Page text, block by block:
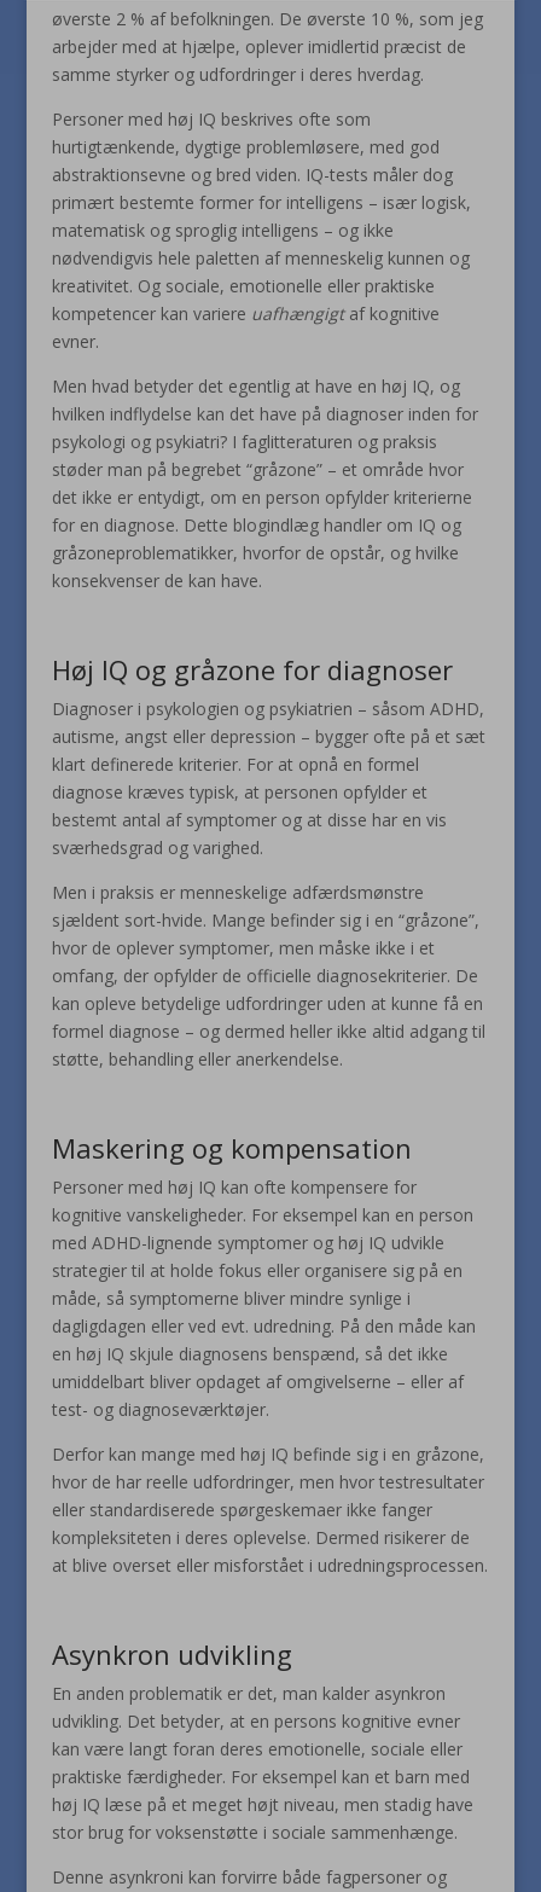
øverste 2 % af befolkningen. De øverste 10 %, som jeg
arbejder med at hjælpe, oplever imidlertid præcist de
samme styrker og udfordringer i deres hverdag.
Personer med høj IQ beskrives ofte som
hurtigtænkende, dygtige problemløsere, med god
abstraktionsevne og bred viden. IQ-tests måler dog
primært bestemte former for intelligens – især logisk,
matematisk og sproglig intelligens – og ikke
nødvendigvis hele paletten af menneskelig kunnen og
kreativitet. Og sociale, emotionelle eller praktiske
kompetencer kan variere uafhængigtaf kognitive
evner.
Men hvad betyder det egentlig at have en høj IQ, og
hvilken indflydelse kan det have på diagnoser inden for
psykologi og psykiatri? I faglitteraturen og praksis
støder man på begrebet “gråzone” – et område hvor
det ikke er entydigt, om en person opfylder kriterierne
for en diagnose. Dette blogindlæg handler om IQ og
gråzoneproblematikker, hvorfor de opstår, og hvilke
konsekvenser de kan have.
Høj IQ og gråzone for diagnoser
Diagnoser i psykologien og psykiatrien – såsom ADHD,
autisme, angst eller depression – bygger ofte på et sæt
klart definerede kriterier. For at opnå en formel
diagnose kræves typisk, at personen opfylder et
bestemt antal af symptomer og at disse har en vis
sværhedsgrad og varighed.
Men i praksis er menneskelige adfærdsmønstre
sjældent sort-hvide. Mange befinder sig i en “gråzone”,
hvor de oplever symptomer, men måske ikke i et
omfang, der opfylder de officielle diagnosekriterier. De
kan opleve betydelige udfordringer uden at kunne få en
formel diagnose – og dermed heller ikke altid adgang til
støtte, behandling eller anerkendelse.
Maskering og kompensation
Personer med høj IQ kan ofte kompensere for
kognitive vanskeligheder. For eksempel kan en person
med ADHD-lignende symptomer og høj IQ udvikle
strategier til at holde fokus eller organisere sig på en
måde, så symptomerne bliver mindre synlige i
dagligdagen eller ved evt. udredning. På den måde kan
en høj IQ skjule diagnosens benspænd, så det ikke
umiddelbart bliver opdaget af omgivelserne – eller af
test- og diagnoseværktøjer.
Derfor kan mange med høj IQ befinde sig i en gråzone,
hvor de har reelle udfordringer, men hvor testresultater
eller standardiserede spørgeskemaer ikke fanger
kompleksiteten i deres oplevelse. Dermed risikerer de
at blive overset eller misforstået i udredningsprocessen.
Asynkron udvikling
En anden problematik er det, man kalder asynkron
udvikling. Det betyder, at en persons kognitive evner
kan være langt foran deres emotionelle, sociale eller
praktiske færdigheder. For eksempel kan et barn med
høj IQ læse på et meget højt niveau, men stadig have
stor brug for voksenstøtte i sociale sammenhænge.
Denne asynkroni kan forvirre både fagpersoner og